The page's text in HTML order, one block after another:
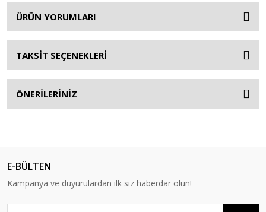
ÜRÜN YORUMLARI
TAKSİT SEÇENEKLERİ
ÖNERİLERİNİZ
E-BÜLTEN
Kampanya ve duyurulardan ilk siz haberdar olun!